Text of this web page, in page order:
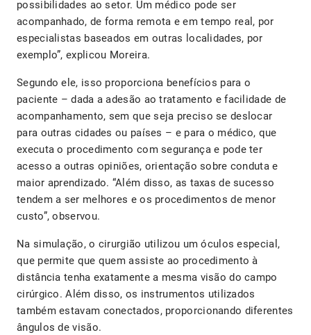
possibilidades ao setor. Um médico pode ser
acompanhado, de forma remota e em tempo real, por
especialistas baseados em outras localidades, por
exemplo”, explicou Moreira.
Segundo ele, isso proporciona benefícios para o
paciente – dada a adesão ao tratamento e facilidade de
acompanhamento, sem que seja preciso se deslocar
para outras cidades ou países – e para o médico, que
executa o procedimento com segurança e pode ter
acesso a outras opiniões, orientação sobre conduta e
maior aprendizado. “Além disso, as taxas de sucesso
tendem a ser melhores e os procedimentos de menor
custo”, observou.
Na simulação, o cirurgião utilizou um óculos especial,
que permite que quem assiste ao procedimento à
distância tenha exatamente a mesma visão do campo
cirúrgico. Além disso, os instrumentos utilizados
também estavam conectados, proporcionando diferentes
ângulos de visão.